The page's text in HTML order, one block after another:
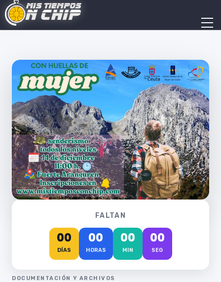
FALTAN
00
DÍAS
00
HORAS
00
MIN
00
SEG
DOCUMENTACIÓN Y ARCHIVOS